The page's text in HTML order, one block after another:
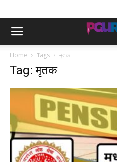
Home Tags मृतक
Tag: मृतक